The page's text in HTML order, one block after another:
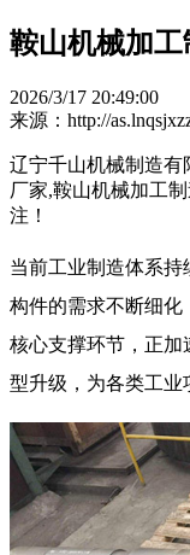
鞍山机械加
2026/3/17 20:49:00
来源：http://
辽宁千山机械制造有
厂家,鞍山机械加工
注！
当前工业制造体系
构件的需求不断细化
核心支撑环节，正加
型升级，为各类工业